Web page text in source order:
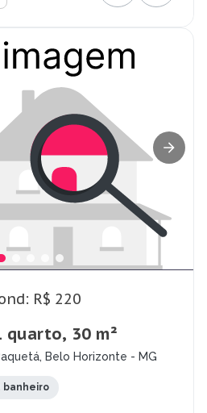
R$ 220
30 m²
Belo Horizonte - MG
banheiro